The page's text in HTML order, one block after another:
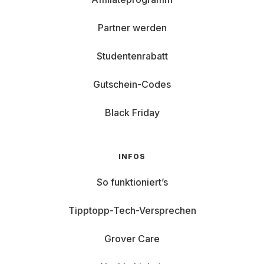
Partner werden
Studentenrabatt
Gutschein-Codes
Black Friday
INFOS
So funktioniert’s
Tipptopp-Tech-Versprechen
Grover Care